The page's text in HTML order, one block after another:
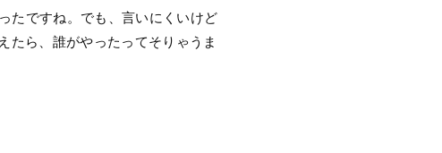
たですね。でも、言いにくいけど
たら、誰がやったってそりゃうま